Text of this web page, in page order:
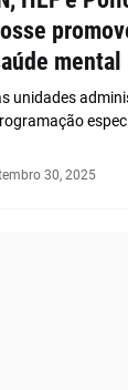
mental
unidades
30, 2025